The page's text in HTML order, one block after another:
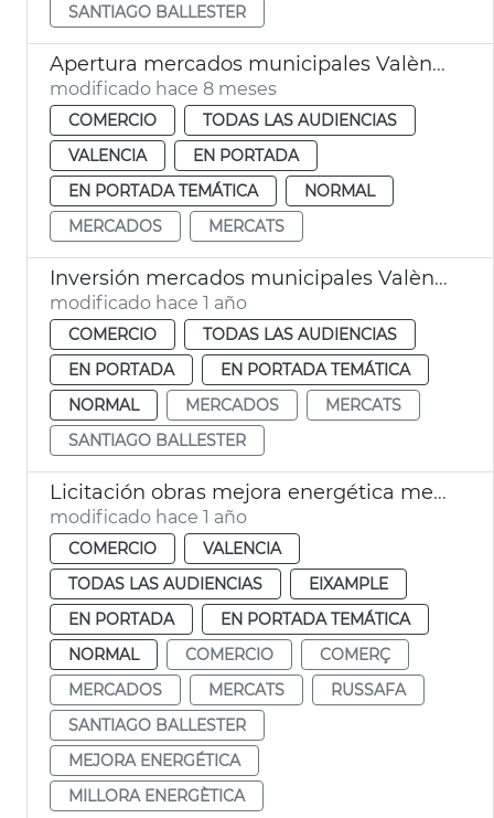
SANTIAGO BALLESTER
Apertura mercados municipales València Día de la Constitución
modificado hace 8 meses
COMERCIO
TODAS LAS AUDIENCIAS
VALENCIA
EN PORTADA
EN PORTADA TEMÁTICA
NORMAL
MERCADOS
MERCATS
Inversión mercados municipales València
modificado hace 1 año
COMERCIO
TODAS LAS AUDIENCIAS
EN PORTADA
EN PORTADA TEMÁTICA
NORMAL
MERCADOS
MERCATS
SANTIAGO BALLESTER
Licitación obras mejora energética mercado Russafa València
modificado hace 1 año
COMERCIO
VALENCIA
TODAS LAS AUDIENCIAS
EIXAMPLE
EN PORTADA
EN PORTADA TEMÁTICA
NORMAL
COMERCIO
COMERÇ
MERCADOS
MERCATS
RUSSAFA
SANTIAGO BALLESTER
MEJORA ENERGÉTICA
MILLORA ENERGÈTICA